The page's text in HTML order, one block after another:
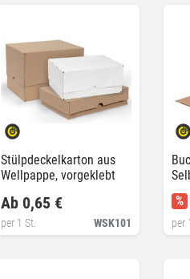
Stülpdeckelkarton aus
Wellpappe, vorgeklebt
WSK101
Ab 0,65 €
per 1 St.
%
per